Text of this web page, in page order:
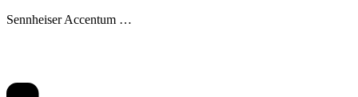
Sennheiser Accentum …